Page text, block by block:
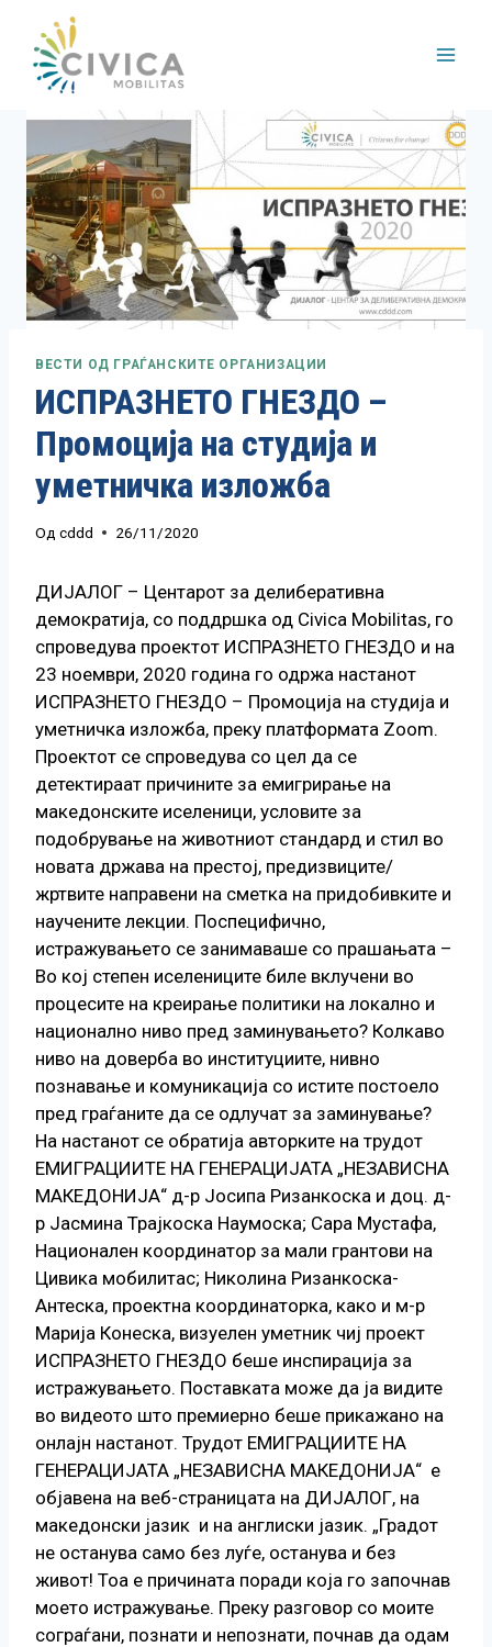
content
ВЕСТИ ОД ГРАЃАНСКИТЕ ОРГАНИЗАЦИИ
ИСПРАЗНЕТО ГНЕЗДО –
Промоција на студија и
уметничка изложба
Од cddd 26/11/2020
ДИЈАЛОГ – Центарот за делиберативна
демократија, со поддршка од Civica Mobilitas, го
спроведува проектот ИСПРАЗНЕТО ГНЕЗДО и на
23 ноември, 2020 година го одржа настанот
ИСПРАЗНЕТО ГНЕЗДО – Промоција на студија и
уметничка изложба, преку платформата Zoom.
Проектот се спроведува со цел да се
детектираат причините за емигрирање на
македонските иселеници, условите за
подобрување на животниот стандард и стил во
новата држава на престој, предизвиците/
жртвите направени на сметка на придобивките и
научените лекции. Поспецифично,
истражувањето се занимаваше со прашањата –
Во кој степен иселениците биле вклучени во
процесите на креирање политики на локално и
национално ниво пред заминувањето? Колкаво
ниво на доверба во институциите, нивно
познавање и комуникација со истите постоело
пред граѓаните да се одлучат за заминување?
На настанот се обратија авторките на трудот
ЕМИГРАЦИИТЕ НА ГЕНЕРАЦИЈАТА „НЕЗАВИСНА
МАКЕДОНИЈА“ д-р Јосипа Ризанкоска и доц. д-
р Јасмина Трајкоска Наумоска; Сара Мустафа,
Национален координатор за мали грантови нa
Цивика мобилитас; Николина Ризанкоска-
Антеска, проектна координаторка, како и м-р
Марија Конеска, визуелен уметник чиј проект
ИСПРАЗНЕТО ГНЕЗДО беше инспирација за
истражувањето. Поставката може да ја видите
во видеото што премиерно беше прикажано на
онлајн настанот. Трудот ЕМИГРАЦИИТЕ НА
ГЕНЕРАЦИЈАТА „НЕЗАВИСНА МАКЕДОНИЈА“ е
објавена на веб-страницата на ДИЈАЛОГ, на
македонски јазик и на англиски јазик. „Градот
не останува само без луѓе, останува и без
живот! Тоа е причината поради која го започнав
моето истражување. Преку разговор со моите
сограѓани, познати и непознати, почнав да одам